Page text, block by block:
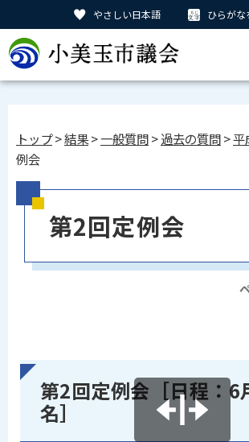
やさしい日本語 ひらがな
トップ>結果>一般質問>過去の質問>平
例会
第2回定例会
第2回定例会［日程：
名］